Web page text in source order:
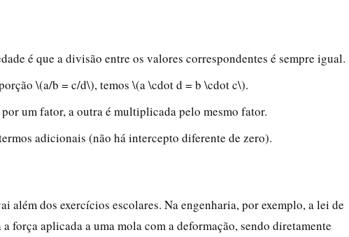
é que a divisão entre os valores correspondentes é sempre igual.
\(a/b = c/d\), temos \(a \cdot d = b \cdot c\).
um fator, a outra é multiplicada pelo mesmo fator.
adicionais (não há intercepto diferente de zero).
além dos exercícios escolares. Na engenharia, por exemplo, a lei de
aplicada a uma mola com a deformação, sendo diretamente